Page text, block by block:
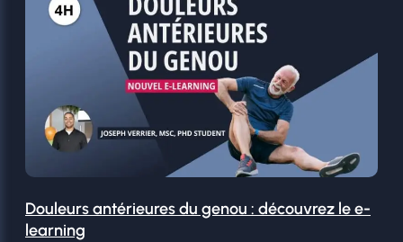
Douleurs antérieures du genou : découvrez le e-
learning